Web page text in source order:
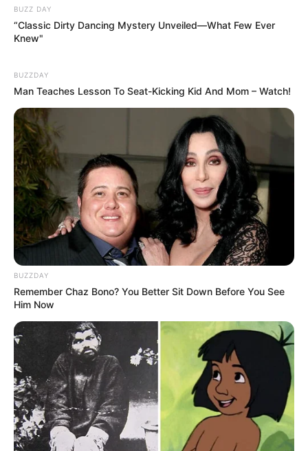
BUZZ DAY
“Classic Dirty Dancing Mystery Unveiled—What Few Ever
Knew"
BUZZDAY
Man Teaches Lesson To Seat-Kicking Kid And Mom – Watch!
BUZZDAY
Remember Chaz Bono? You Better Sit Down Before You See
Him Now